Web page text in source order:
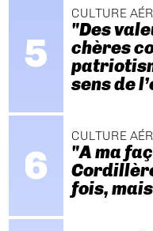
CULTURE
"Des
chères
sens de
CULTURE
"A ma
fois,